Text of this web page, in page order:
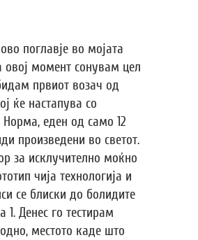
поглавје во мојата
овој момент сонувам цел
првиот возач од
ќе настапува со
Норма, еден од само 12
произведени во светот.
за исклучително моќно
чија технологија и
се блиски до болидите
Денес го тестирам
местото каде што